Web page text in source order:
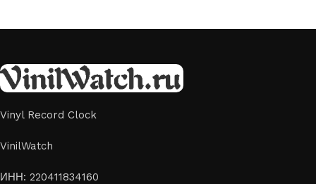
Vinyl Record Clock
VinilWatch
ИНН: 220411834160